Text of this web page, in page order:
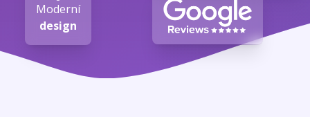
Moderní
design